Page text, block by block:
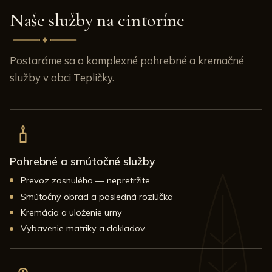
Naše služby na cintoríne
Postaráme sa o komplexné pohrebné a kremačné
služby v obci Tepličky.
Pohrebné a smútočné služby
Prevoz zosnulého — nepretržite
Smútočný obrad a posledná rozlúčka
Kremácia a uloženie urny
Vybavenie matriky a dokladov